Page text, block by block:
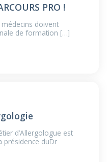
PRO !
doivent
de formation […]
d’Allergologue est
présidence duDr